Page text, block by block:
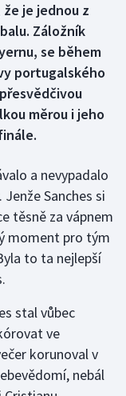
je jednou z
Záložník
se během
portugalského
měrou i jeho
a nevypadalo
Sanches si
těsně za vápnem
moment pro tým
to ta nejlepší
stal vůbec
ve
korunoval v
nebál